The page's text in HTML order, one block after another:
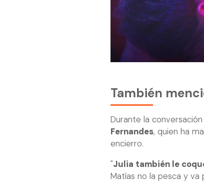
También
Durante la
Fernandes, quien ha
encierro.
"Julia también le
Matías no la pesca y va